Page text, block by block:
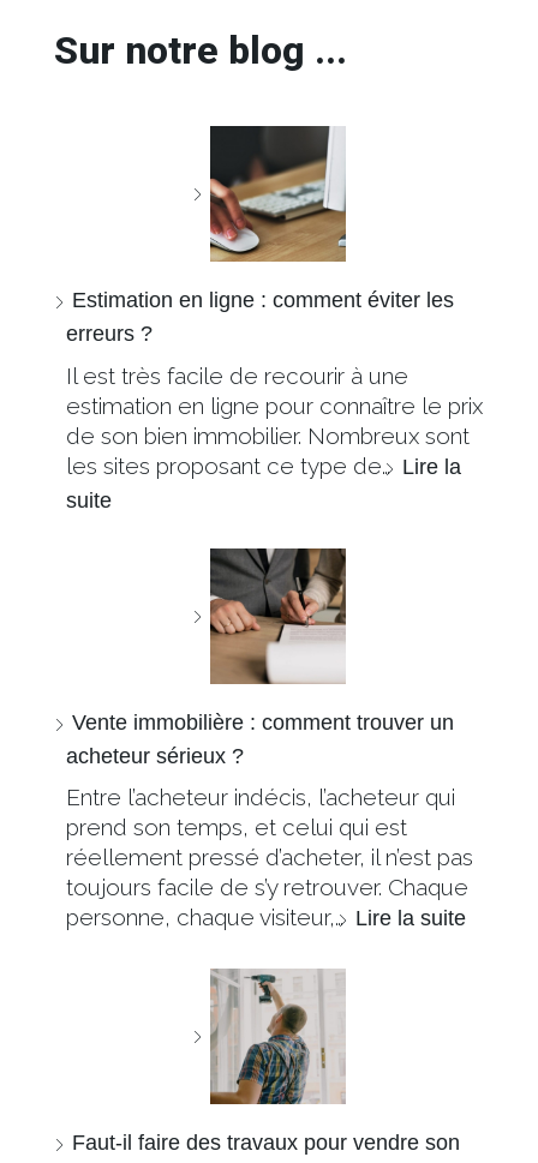
Sur notre blog ...
Estimation en ligne : comment éviter les
erreurs ?
Il est très facile de recourir à une
estimation en ligne pour connaître le prix
de son bien immobilier. Nombreux sont
les sites proposant ce type de… Lire la
suite
Vente immobilière : comment trouver un
acheteur sérieux ?
Entre l’acheteur indécis, l’acheteur qui
prend son temps, et celui qui est
réellement pressé d’acheter, il n’est pas
toujours facile de s’y retrouver. Chaque
personne, chaque visiteur,… Lire la suite
Faut-il faire des travaux pour vendre son